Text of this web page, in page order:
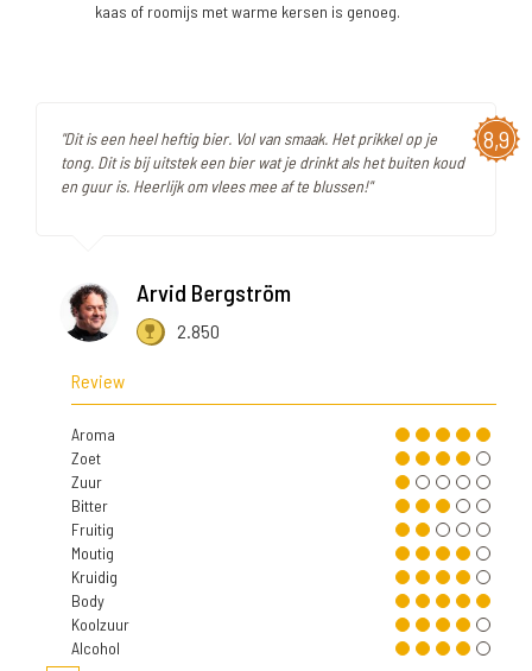
kaas of roomijs met warme kersen is genoeg.
8,9
"Dit is een heel heftig bier. Vol van smaak. Het prikkel op je
tong. Dit is bij uitstek een bier wat je drinkt als het buiten koud
en guur is. Heerlijk om vlees mee af te blussen!"
Arvid Bergström
2.850
Review
Aroma
Zoet
Zuur
Bitter
Fruitig
Moutig
Kruidig
Body
Koolzuur
Alcohol